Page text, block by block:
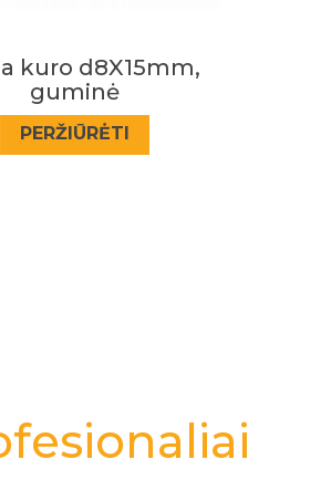
kuro d10X17mm
guminė
PERŽIŪRĖTI